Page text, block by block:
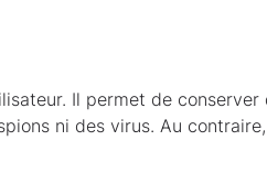
Il permet de
ni des virus. Au